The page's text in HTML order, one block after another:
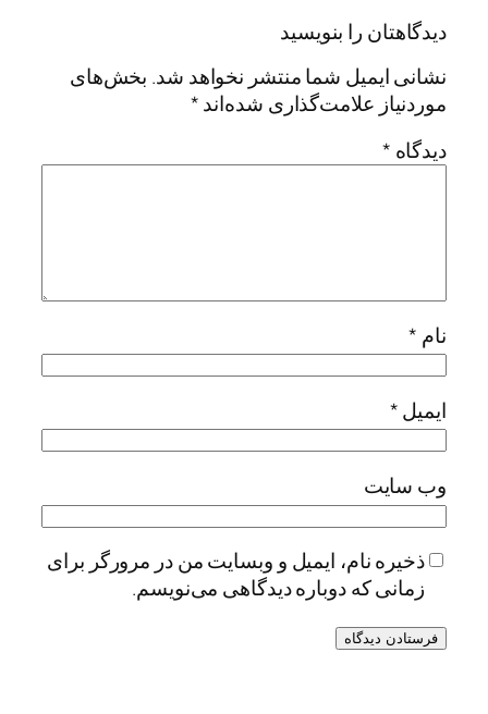
دیدگاهتان را بنویسید
نشانی ایمیل شما منتشر نخواهد شد. بخش‌های
موردنیاز علامت‌گذاری شده‌اند*
دیدگاه *
نام *
ایمیل*
وب‌ سایت
ذخیره نام، ایمیل و وبسایت من در مرورگر برای
زمانی که دوباره دیدگاهی می‌نویسم.